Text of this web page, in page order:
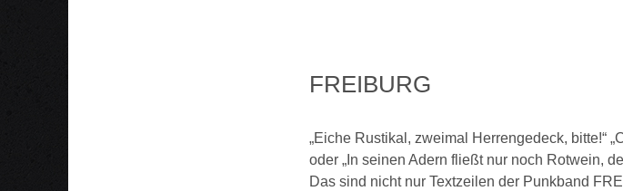
FREIBURG
„Eiche Rustikal, zweimal Herrengedeck, bitte!“
oder „In seinen Adern fließt nur noch Rotwein,
Das sind nicht nur Textzeilen der Punkband